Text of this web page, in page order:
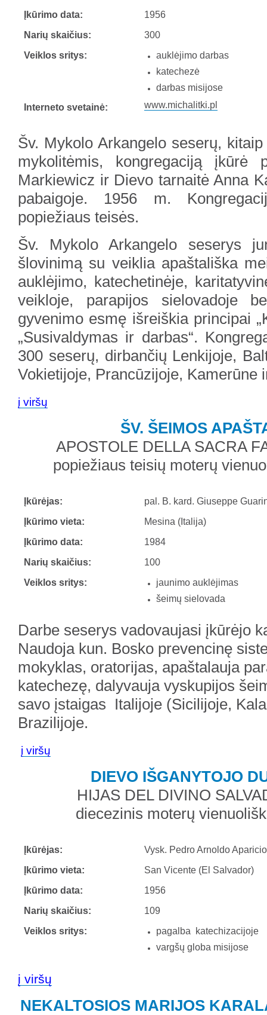
Įkūrimo data:
Narių skaičius:
Veiklos sritys:
Interneto svetainė:
1956
300
auklėjimo darbas
katechezė
darbas misijose
www.michalitki.pl
Šv. Mykolo Arkangelo seserų,
mykolitėmis, kongregaciją įkūrė
Markiewicz ir Dievo tarnaitė Anna
pabaigoje. 1956 m.
popiežiaus teisės.
Šv. Mykolo Arkangelo seserys
šlovinimą su veiklia apaštališka
auklėjimo, katechetinėje,
veikloje, parapijos sielovadoje
gyvenimo esmę išreiškia principai
„Susivaldymas ir darbas“.
300 seserų, dirbančių Lenkijoje,
Vokietijoje, Prancūzijoje, Kamerūne
į viršų
ŠV. ŠEIMOS
APOSTOLE DELLA SACRA
popiežiaus teisių moterų
Įkūrėjas:
Įkūrimo vieta:
Įkūrimo data:
Narių skaičius:
Veiklos sritys:
pal. B. kard. Giuseppe
Mesina (Italija)
1984
100
jaunimo auklėjimas
šeimų sielovada
Darbe seserys vadovaujasi įkūrėjo
Naudoja kun. Bosko prevencinę
mokyklas, oratorijas, apaštalauja
katechezę, dalyvauja vyskupijos
savo įstaigas Italijoje (Sicilijoje,
Brazilijoje.
į viršų
DIEVO IŠGANYTOJO
HIJAS DEL DIVINO
diecezinis moterų
Įkūrėjas:
Įkūrimo vieta:
Įkūrimo data:
Narių skaičius:
Veiklos sritys:
Vysk. Pedro Arnoldo
San Vicente (El Salvador)
1956
109
pagalba katechizacijoje
vargšų globa misijose
į viršų
NEKALTOSIOS MARIJOS